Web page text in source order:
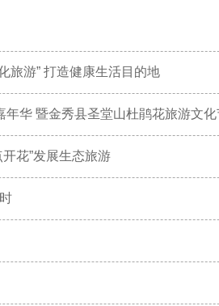
旅游” 打造健康生活目的地
年华 暨金秀县圣堂山杜鹃花旅游文
花”发展生态旅游